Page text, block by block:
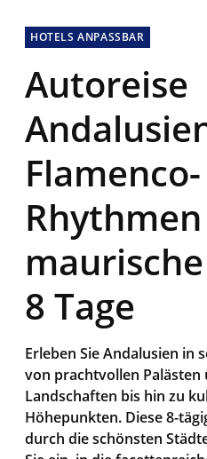
HOTELS ANPASSBAR
Autoreise
Flamenco-
8 Tage
Erleben Sie Andalusien in
von prachtvollen
Landschaften bis hin zu
Höhepunkten. Diese 8-
durch die schönsten